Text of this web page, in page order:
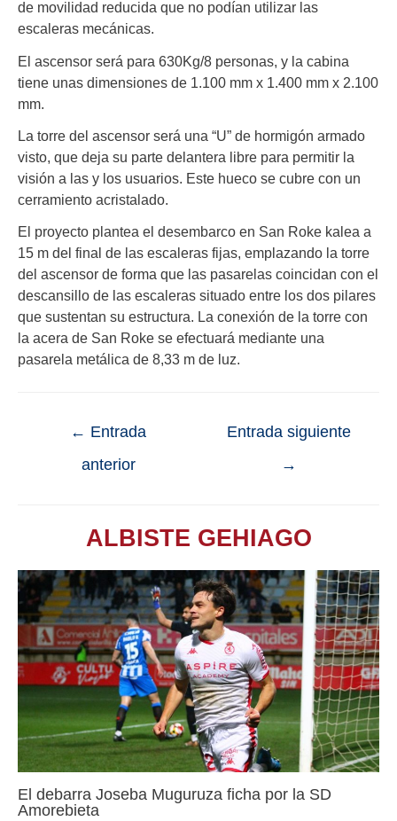
de movilidad reducida que no podían utilizar las
escaleras mecánicas.
El ascensor será para 630Kg/8 personas, y la cabina
tiene unas dimensiones de 1.100 mm x 1.400 mm x 2.100
mm.
La torre del ascensor será una “U” de hormigón armado
visto, que deja su parte delantera libre para permitir la
visión a las y los usuarios. Este hueco se cubre con un
cerramiento acristalado.
El proyecto plantea el desembarco en San Roke kalea a
15 m del final de las escaleras fijas, emplazando la torre
del ascensor de forma que las pasarelas coincidan con el
descansillo de las escaleras situado entre los dos pilares
que sustentan su estructura. La conexión de la torre con
la acera de San Roke se efectuará mediante una
pasarela metálica de 8,33 m de luz.
← Entrada
anterior
Entrada siguiente
→
ALBISTE GEHIAGO
El debarra Joseba Muguruza ficha por la SD
Amorebieta